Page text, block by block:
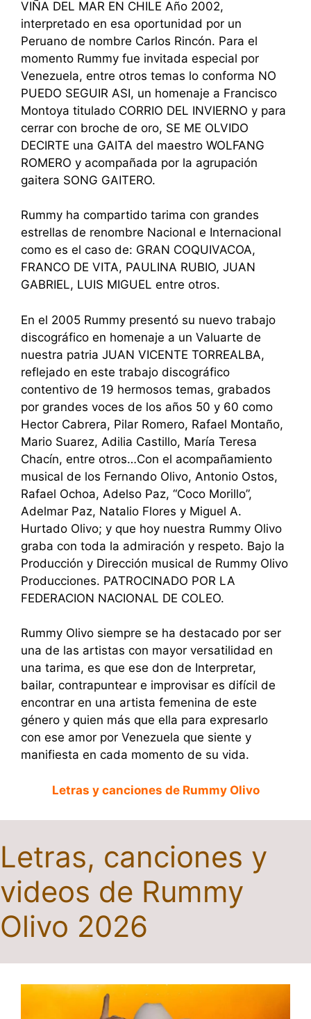
VIÑA DEL MAR EN CHILE Año 2002,
interpretado en esa oportunidad por un
Peruano de nombre Carlos Rincón. Para el
momento Rummy fue invitada especial por
Venezuela, entre otros temas lo conforma NO
PUEDO SEGUIR ASI, un homenaje a Francisco
Montoya titulado CORRIO DEL INVIERNO y para
cerrar con broche de oro, SE ME OLVIDO
DECIRTE una GAITA del maestro WOLFANG
ROMERO y acompañada por la agrupación
gaitera SONG GAITERO.
Rummy ha compartido tarima con grandes
estrellas de renombre Nacional e Internacional
como es el caso de: GRAN COQUIVACOA,
FRANCO DE VITA, PAULINA RUBIO, JUAN
GABRIEL, LUIS MIGUEL entre otros.
En el 2005 Rummy presentó su nuevo trabajo
discográfico en homenaje a un Valuarte de
nuestra patria JUAN VICENTE TORREALBA,
reflejado en este trabajo discográfico
contentivo de 19 hermosos temas, grabados
por grandes voces de los años 50 y 60 como
Hector Cabrera, Pilar Romero, Rafael Montaño,
Mario Suarez, Adilia Castillo, María Teresa
Chacín, entre otros…Con el acompañamiento
musical de los Fernando Olivo, Antonio Ostos,
Rafael Ochoa, Adelso Paz, “Coco Morillo”,
Adelmar Paz, Natalio Flores y Miguel A.
Hurtado Olivo; y que hoy nuestra Rummy Olivo
graba con toda la admiración y respeto. Bajo la
Producción y Dirección musical de Rummy Olivo
Producciones. PATROCINADO POR LA
FEDERACION NACIONAL DE COLEO.
Rummy Olivo siempre se ha destacado por ser
una de las artistas con mayor versatilidad en
una tarima, es que ese don de Interpretar,
bailar, contrapuntear e improvisar es difícil de
encontrar en una artista femenina de este
género y quien más que ella para expresarlo
con ese amor por Venezuela que siente y
manifiesta en cada momento de su vida.
Letras y canciones de Rummy Olivo
Letras, canciones y
videos de Rummy
Olivo 2026